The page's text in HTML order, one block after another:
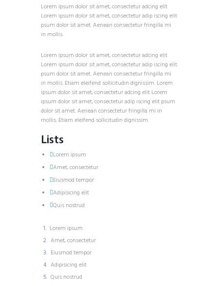
Lorem ipsum dolor sit amet, consectetur adcing elit
Lorem ipsum dolor sit amet, consectetur adip iscing elit
psum dolor sit amet. Aenean consectetur fringilla mi
in mollis.
Lorem ipsum dolor sit amet, consectetur adcing elit
Lorem ipsum dolor sit amet, consectetur adip iscing elit
psum dolor sit amet. Aenean consectetur fringilla mi
in mollis. Etiam eleifend sollicitudin dignissim. Lorem
ipsum dolor sit amet, consectetur adcing elit Lorem
ipsum dolor sit amet, consectetur adip iscing elit psum
dolor sit amet. Aenean consectetur fringilla mi in
mollis. Etiam eleifend sollicitudin dignissim.
Lists
Lorem ipsum
Amet, consectetur
Eiusmod tempor
Adipisicing elit
Quis nostrud
Lorem ipsum
Amet, consectetur
Eiusmod tempor
Adipisicing elit
Quis nostrud